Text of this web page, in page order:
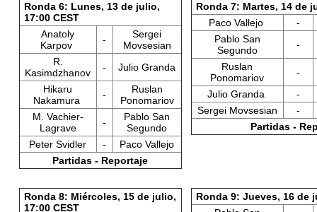
Ronda 6: Lunes, 13 de julio,
17:00 CEST
Anatoly
Karpov
-
Sergei
Movsesian
R.
Kasimdzhanov
-
Julio Granda
Hikaru
Nakamura
-
Ruslan
Ponomariov
M. Vachier-
Lagrave
-
Pablo San
Segundo
Peter Svidler
-
Paco Vallejo
Partidas - Reportaje
Ronda 7: Martes, 14 de
Paco Vallejo
-
Pablo San
Segundo
-
Ruslan
Ponomariov
-
Julio Granda
-
Sergei Movsesian
-
Partidas -
Ronda 8: Miércoles, 15 de julio,
17:00 CEST
Ronda 9: Jueves, 16 de